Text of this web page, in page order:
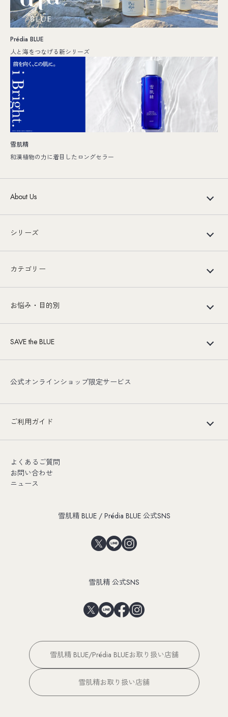
Prédia BLUE
人と海をつなげる新シリーズ
雪肌精
和漢植物の力に着目したロングセラー
About Us
シリーズ
カテゴリー
お悩み・目的別
SAVE the BLUE
公式オンラインショップ限定サービス
ご利用ガイド
よくあるご質問
お問い合わせ
ニュース
雪肌精 BLUE / Prédia BLUE 公式SNS
雪肌精 公式SNS
雪肌精 BLUE/Prédia BLUEお取り扱い店舗
雪肌精お取り扱い店舗